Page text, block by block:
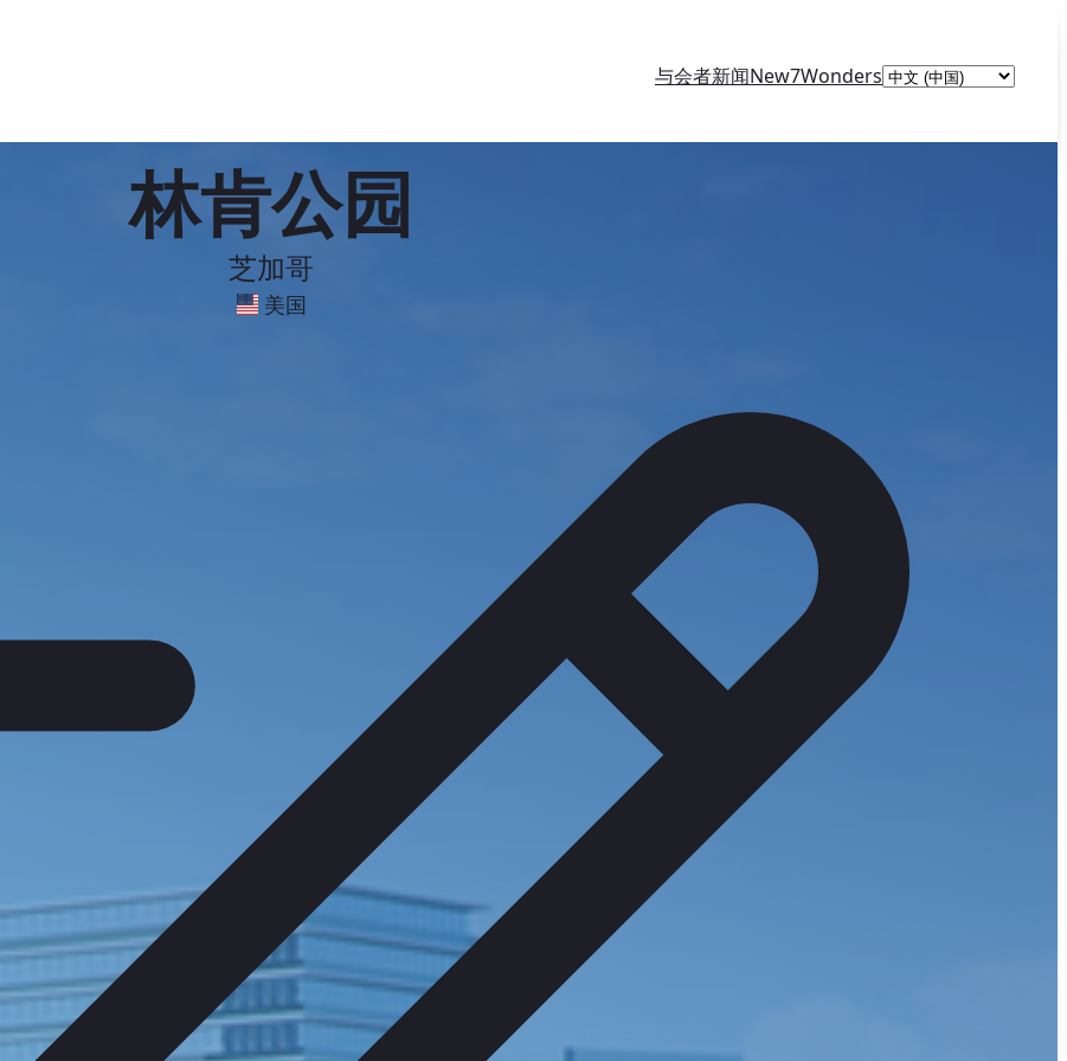
与会者新闻New7WondersChoose
林肯公园
芝加哥
美国